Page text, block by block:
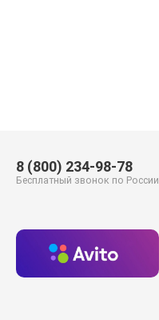
8 (800) 234-98-78
Бесплатный звонок по России